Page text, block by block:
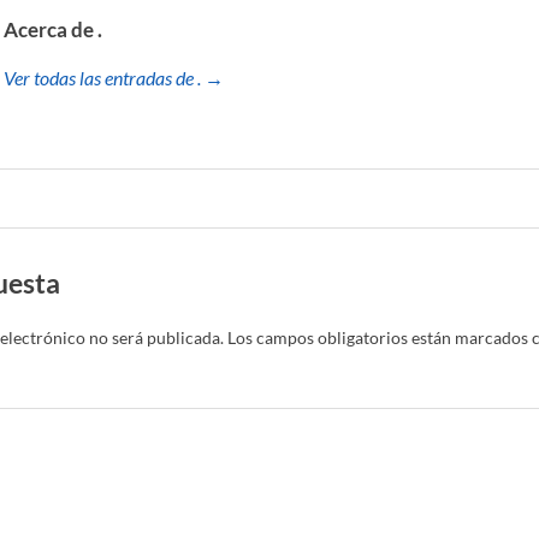
Acerca de .
Ver todas las entradas de . →
no será publicada. Los campos obligatorios están marcados